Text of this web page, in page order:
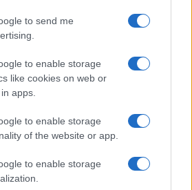
to send me
to enable storage
like cookies on web or
apps.
to enable storage
of the website or app.
to enable storage
αλλά με διαφορετική